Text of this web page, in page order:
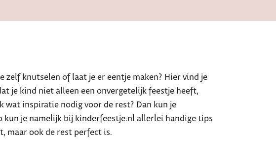
zelf knutselen of laat je er eentje maken? Hier vind je
je kind niet alleen een onvergetelijk feestje heeft,
wat inspiratie nodig voor de rest? Dan kun je
kun je namelijk bij kinderfeestje.nl allerlei handige tips
maar ook de rest perfect is.